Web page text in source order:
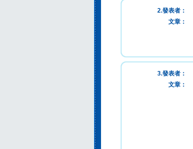
2.發表者：
文章：
3.發表者：
文章：